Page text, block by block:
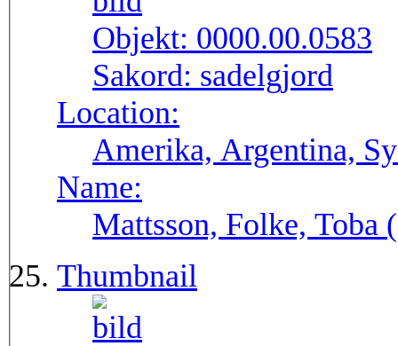
Objekt: 0000.00.0583
Sakord: sadelgjord
Location:
Amerika, Argentina,
Name:
Mattsson, Folke, Toba
Thumbnail